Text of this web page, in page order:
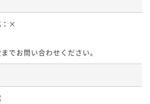
×
でお問い合わせください。